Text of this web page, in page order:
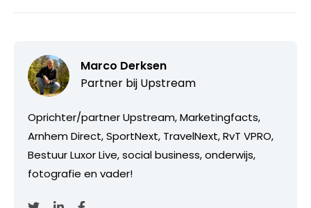
Marco Derksen
Partner bij Upstream
Oprichter/partner Upstream, Marketingfacts,
Arnhem Direct, SportNext, TravelNext, RvT VPRO,
Bestuur Luxor Live, social business, onderwijs,
fotografie en vader!